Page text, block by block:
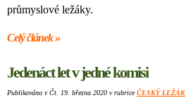
průmyslové ležáky.
Celý článek »
Jedenáct let v jedné komisi
Publikováno v Čt. 19. března 2020 v rubriceČESKÝ LEŽÁK